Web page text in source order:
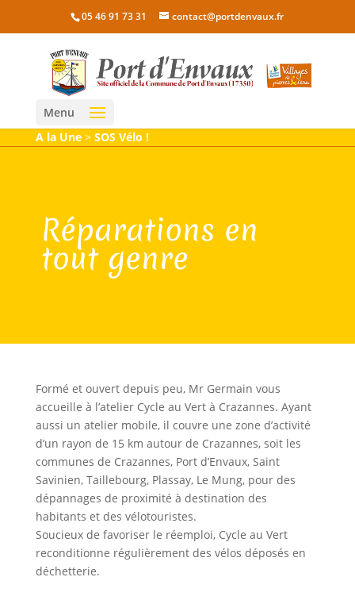
05 46 91 73 31 contact@portdenvaux.fr
Menu
A la Une> SOS Vélo !
Réparations en
tout genre
Formé et ouvert depuis peu, Mr Germain vous
accueille à l’atelier Cycle au Vert à Crazannes. Ayant
aussi un atelier mobile, il couvre une zone d’activité
d’un rayon de 15 km autour de Crazannes, soit les
communes de Crazannes, Port d’Envaux, Saint
Savinien, Taillebourg, Plassay, Le Mung, pour des
dépannages de proximité à destination des
habitants et des vélotouristes.
Soucieux de favoriser le réemploi, Cycle au Vert
reconditionne régulièrement des vélos déposés en
déchetterie.